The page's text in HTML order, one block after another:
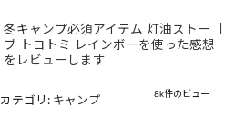
冬キャンプ必須アイテム 灯油ストー
ブ トヨトミ レインボーを使った感想
をレビューします
8k件のビュー
カテゴリ: キャンプ